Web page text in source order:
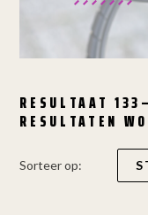
RESULTAAT
RESULTATEN
Sorteer op: